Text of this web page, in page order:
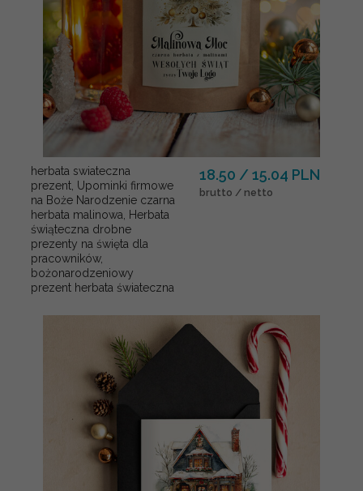
herbata swiateczna
prezent, Upominki firmowe
na Boże Narodzenie czarna
herbata malinowa, Herbata
świąteczna drobne
prezenty na święta dla
pracowników,
bożonarodzeniowy
prezent herbata świateczna
18.50 / 15.04 PLN
brutto / netto